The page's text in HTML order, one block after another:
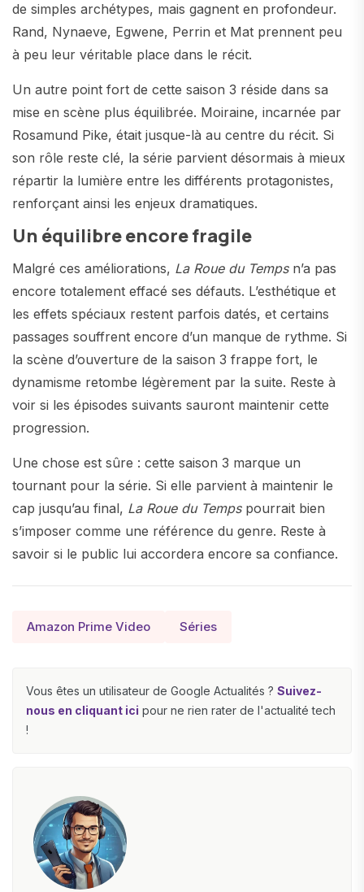
de simples archétypes, mais gagnent en profondeur.
Rand, Nynaeve, Egwene, Perrin et Mat prennent peu
à peu leur véritable place dans le récit.
Un autre point fort de cette saison 3 réside dans sa
mise en scène plus équilibrée. Moiraine, incarnée par
Rosamund Pike, était jusque-là au centre du récit. Si
son rôle reste clé, la série parvient désormais à mieux
répartir la lumière entre les différents protagonistes,
renforçant ainsi les enjeux dramatiques.
Un équilibre encore fragile
Malgré ces améliorations, La Roue du Tempsn’a pas
encore totalement effacé ses défauts. L’esthétique et
les effets spéciaux restent parfois datés, et certains
passages souffrent encore d’un manque de rythme. Si
la scène d’ouverture de la saison 3 frappe fort, le
dynamisme retombe légèrement par la suite. Reste à
voir si les épisodes suivants sauront maintenir cette
progression.
Une chose est sûre : cette saison 3 marque un
tournant pour la série. Si elle parvient à maintenir le
cap jusqu’au final, La Roue du Tempspourrait bien
s’imposer comme une référence du genre. Reste à
savoir si le public lui accordera encore sa confiance.
Amazon Prime Video Séries
Vous êtes un utilisateur de Google Actualités ? Suivez-
nous en cliquant ici pour ne rien rater de l'actualité tech
!